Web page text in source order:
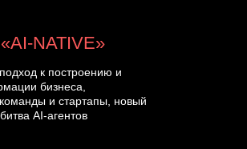
к построению и
бизнеса,
и стартапы, новый
AI-агентов
NATIVE»